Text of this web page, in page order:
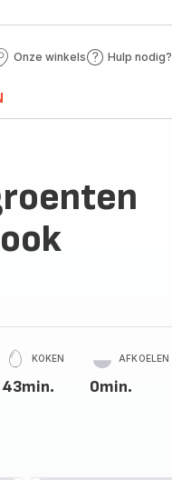
Onze winkels Hulp nodig?
Hulp
KOKEN
43min.
AFKOELEN
0min.